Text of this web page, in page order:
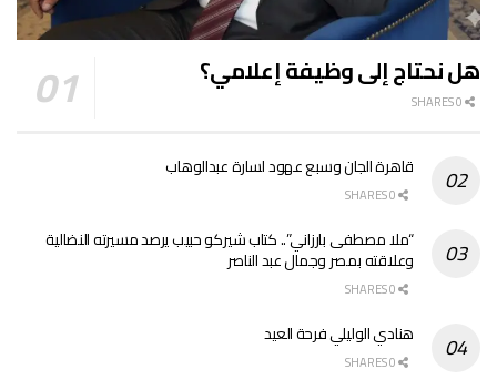
هل نحتاج إلى وظيفة إعلامي؟
قاهرة الجان وسبع عهود لسارة عبدالوهاب
“ملا مصطفى بارزاني”.. كتاب شيركو حبيب يرصد مسيرته النضالية
وعلاقته بمصر وجمال عبد الناصر
هنادي الوليلي فرحة العيد